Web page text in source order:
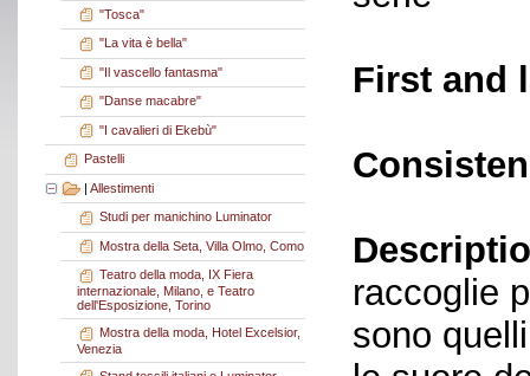
"Tosca"
"La vita è bella"
"Il vascello fantasma"
"Danse macabre"
"I cavalieri di Ekebù"
Pastelli
| Allestimenti
Studi per manichino Luminator
Mostra della Seta, Villa Olmo, Como
Teatro della moda, IX Fiera
internazionale, Milano, e Teatro
dell'Esposizione, Torino
Mostra della moda, Hotel Excelsior,
Venezia
First and
raccoglie
sono